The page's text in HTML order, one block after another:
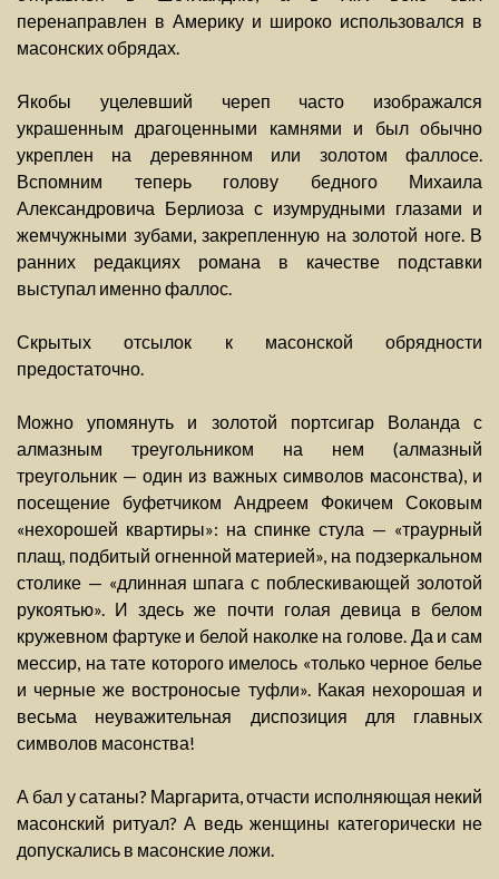
перенаправлен в Америку и широко использовался в
масонских обрядах.
Якобы уцелевший череп часто изображался
украшенным драгоценными камнями и был обычно
укреплен на деревянном или золотом фаллосе.
Вспомним теперь голову бедного Михаила
Александровича Берлиоза с изумрудными глазами и
жемчужными зубами, закрепленную на золотой ноге. В
ранних редакциях романа в качестве подставки
выступал именно фаллос.
Скрытых отсылок к масонской обрядности
предостаточно.
Можно упомянуть и золотой портсигар Воланда с
алмазным треугольником на нем (алмазный
треугольник — один из важных символов масонства), и
посещение буфетчиком Андреем Фокичем Соковым
«нехорошей квартиры»: на спинке стула — «траурный
плащ, подбитый огненной материей», на подзеркальном
столике — «длинная шпага с поблескивающей золотой
рукоятью». И здесь же почти голая девица в белом
кружевном фартуке и белой наколке на голове. Да и сам
мессир, на тате которого имелось «только черное белье
и черные же востроносые туфли». Какая нехорошая и
весьма неуважительная диспозиция для главных
символов масонства!
А бал у сатаны? Маргарита, отчасти исполняющая некий
масонский ритуал? А ведь женщины категорически не
допускались в масонские ложи.